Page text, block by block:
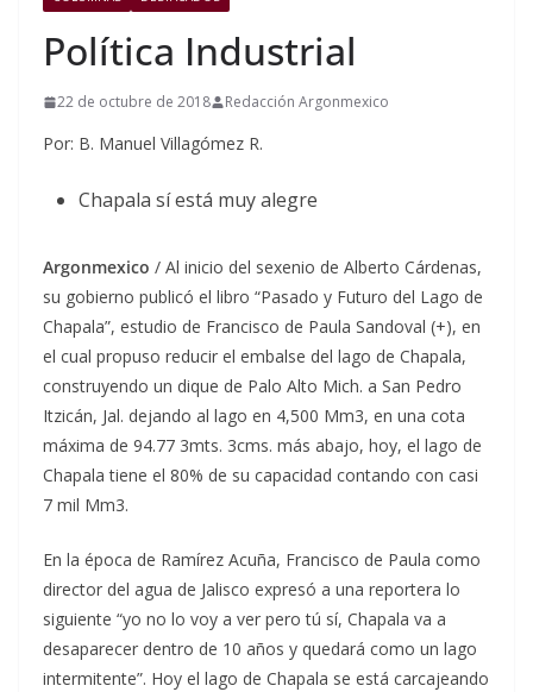
Política Industrial
22 de octubre de 2018 Redacción Argonmexico
Por: B. Manuel Villagómez R.
Chapala sí está muy alegre
Argonmexico / Al inicio del sexenio de Alberto Cárdenas,
su gobierno publicó el libro “Pasado y Futuro del Lago de
Chapala”, estudio de Francisco de Paula Sandoval (+), en
el cual propuso reducir el embalse del lago de Chapala,
construyendo un dique de Palo Alto Mich. a San Pedro
Itzicán, Jal. dejando al lago en 4,500 Mm3, en una cota
máxima de 94.77 3mts. 3cms. más abajo, hoy, el lago de
Chapala tiene el 80% de su capacidad contando con casi
7 mil Mm3.
En la época de Ramírez Acuña, Francisco de Paula como
director del agua de Jalisco expresó a una reportera lo
siguiente “yo no lo voy a ver pero tú sí, Chapala va a
desaparecer dentro de 10 años y quedará como un lago
intermitente”. Hoy el lago de Chapala se está carcajeando